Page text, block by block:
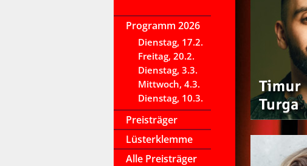
Programm 2026
Dienstag, 17.2.
Freitag, 20.2.
Dienstag, 3.3.
Mittwoch, 4.3.
Dienstag, 10.3.
Preisträger
Lüsterklemme
Alle Preisträger